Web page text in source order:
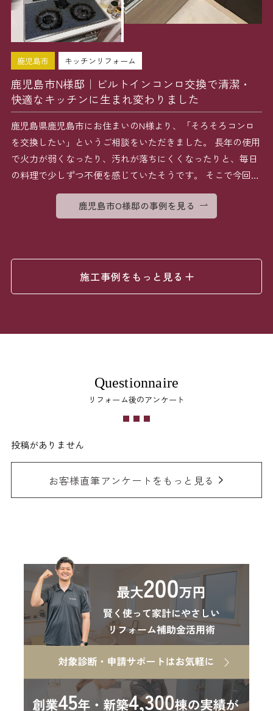
鹿児島市 キッチンリフォーム
鹿児島市N様邸｜ビルトインコンロ交換で清潔・
快適なキッチンに生まれ変わりました
鹿児島県鹿児島市にお住まいのN様より、「そろそろコンロ
を交換したい」というご相談をいただきました。 長年の使用
で火力が弱くなったり、汚れが落ちにくくなったりと、毎日
の料理で少しずつ不便を感じていたそうです。 そこで今回は
鹿児島市O様邸の事例を見る
施工事例をもっと見る
Questionnaire
リフォーム後のアンケート
投稿がありません
お客様直筆アンケートをもっと見る